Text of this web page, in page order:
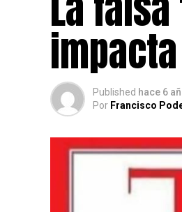
Published hace 6
Por Francisco